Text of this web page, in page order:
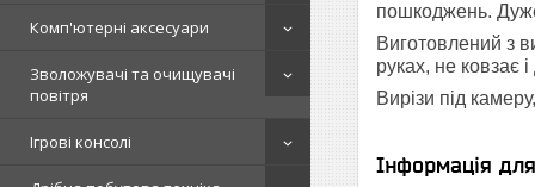
Комп'ютерні аксесуари
Зволожувачі та очищувачі
повітря
Ігрові консолі
пошкоджень.
Виготовлений з
руках, не ковзає
Вирізи під
Інформація